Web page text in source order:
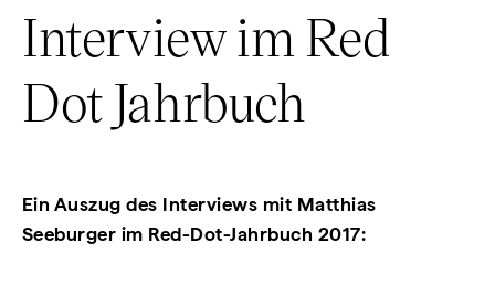
Interview im Red
Dot Jahrbuch
Ein Auszug des Interviews mit Matthias
Seeburger im Red-Dot-Jahrbuch 2017: